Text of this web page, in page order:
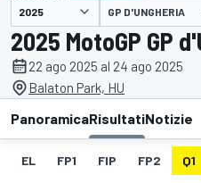
presentato da GP D'UNGHERIA
2025 MotoGP GP
22 ago 2025 al 24 ago 2025
Balaton Park, HU
PanoramicaRisultatiNotizie
EL FP1 FIP FP2 Q1